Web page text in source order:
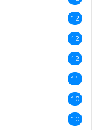
12
12
12
11
10
10